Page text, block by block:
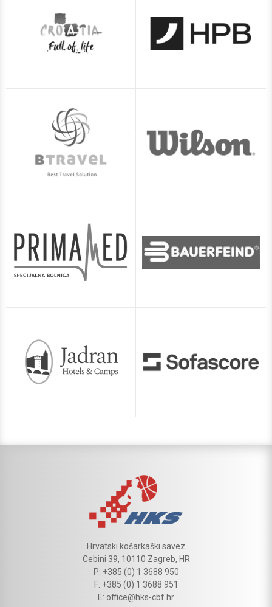
Hrvatski košarkaški savez
Cebini 39, 10110 Zagreb, HR
P: +385 (0) 1 3688 950
F: +385 (0) 1 3688 951
E: office@hks-cbf.hr